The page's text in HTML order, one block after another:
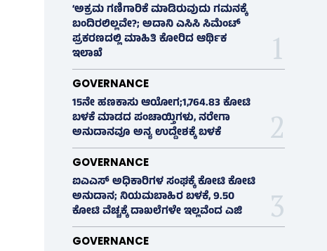
‘ಅಕ್ರಮ ಗಣಿಗಾರಿಕೆ ಮಾಡಿರುವುದು ಗಮನಕ್ಕೆ
ಬಂದಿರಲಿಲ್ಲವೇ?; ಅದಾನಿ ಎಸಿಸಿ ಸಿಮೆಂಟ್
ಪ್ರಕರಣದಲ್ಲಿ ಮಾಹಿತಿ ಕೋರಿದ ಆರ್ಥಿಕ
ಇಲಾಖೆ
GOVERNANCE
15ನೇ ಹಣಕಾಸು ಆಯೋಗ;1,764.83 ಕೋಟಿ
ಬಳಕೆ ಮಾಡದ ಪಂಚಾಯ್ತಿಗಳು, ನರೇಗಾ
ಅನುದಾನವೂ ಅನ್ಯ ಉದ್ದೇಶಕ್ಕೆ ಬಳಕೆ
GOVERNANCE
ಐಎಎಸ್‌ ಅಧಿಕಾರಿಗಳ ಸಂಘಕ್ಕೆ ಕೋಟಿ ಕೋಟಿ
ಅನುದಾನ; ನಿಯಮಬಾಹಿರ ಬಳಕೆ, 9.50
ಕೋಟಿ ವೆಚ್ಚಕ್ಕೆ ದಾಖಲೆಗಳೇ ಇಲ್ಲವೆಂದ ಎಜಿ
GOVERNANCE